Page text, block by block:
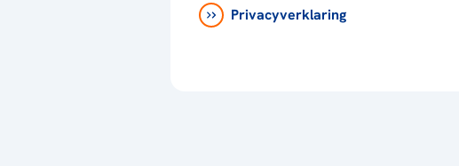
Privacyverklaring